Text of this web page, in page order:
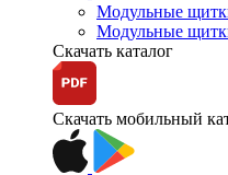
Модульные
Модульные
Скачать каталог
Скачать мобильный